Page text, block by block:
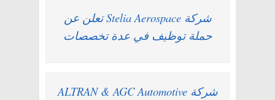
شركة Stelia Aerospace تعلن عن
حملة توظيف في عدة تخصصات
شركة ALTRAN & AGC Automotive